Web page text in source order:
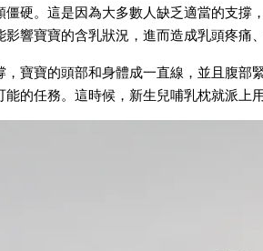
硬。這是因為大多數人缺乏適當的支撐
響寶寶的含乳狀況，進而造成乳頭疼痛
寶寶的頭部和身體成一直線，並且腹部
的任務。這時候， 新生兒哺乳枕就派上